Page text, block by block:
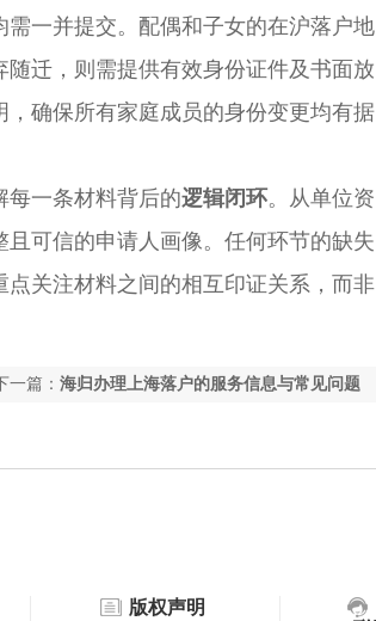
一并提交。配偶和子女的在沪落户地
迁，则需提供有效身份证件及书面放
确保所有家庭成员的身份变更均有据
一条材料背后的逻辑闭环。从单位资
可信的申请人画像。任何环节的缺失
关注材料之间的相互印证关系，而非
一篇： 海归办理上海落户的服务信息与常见问题
版权声明